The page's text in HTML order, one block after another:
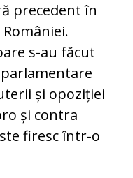
precedent în
s-au făcut
și opoziției
și contra
firesc într-o